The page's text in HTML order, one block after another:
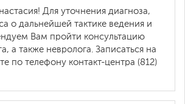
Для уточнения диагноза,
о дальнейшей тактике ведения и
Вам пройти консультацию
а также невролога. Записаться на
по телефону контакт-центра (812)